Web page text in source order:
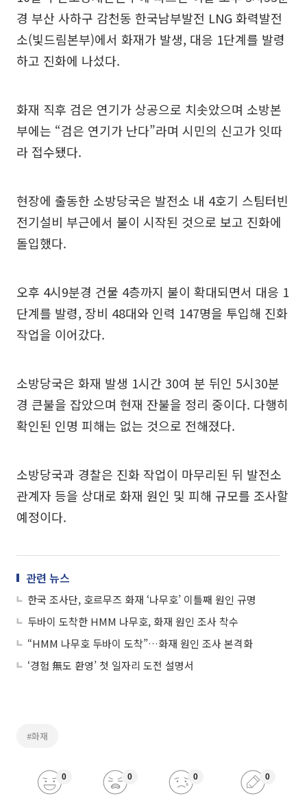
경 부산 사하구 감천동 한국남부발전 LNG 화력발전
소(빛드림본부)에서 화재가 발생, 대응 1단계를 발령
하고 진화에 나섰다.
화재 직후 검은 연기가 상공으로 치솟았으며 소방본
부에는 “검은 연기가 난다”라며 시민의 신고가 잇따
라 접수됐다.
현장에 출동한 소방당국은 발전소 내 4호기 스팀터빈
전기설비 부근에서 불이 시작된 것으로 보고 진화에
돌입했다.
오후 4시9분경 건물 4층까지 불이 확대되면서 대응 1
단계를 발령, 장비 48대와 인력 147명을 투입해 진화
작업을 이어갔다.
소방당국은 화재 발생 1시간 30여 분 뒤인 5시30분
경 큰불을 잡았으며 현재 잔불을 정리 중이다. 다행히
확인된 인명 피해는 없는 것으로 전해졌다.
소방당국과 경찰은 진화 작업이 마무리된 뒤 발전소
관계자 등을 상대로 화재 원인 및 피해 규모를 조사할
예정이다.
관련 뉴스
한국 조사단, 호르무즈 화재 ‘나무호’ 이틀째 원인 규명
두바이 도착한 HMM 나무호, 화재 원인 조사 착수
“HMM 나무호 두바이 도착”…화재 원인 조사 본격화
‘경험 無도 환영’ 첫 일자리 도전 설명서
#화재
0 0 0 0